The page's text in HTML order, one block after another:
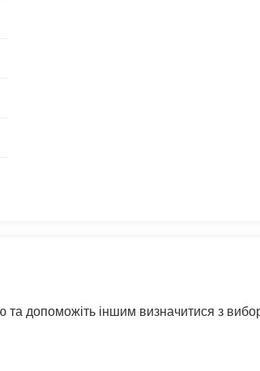
та допоможіть іншим визначитися з